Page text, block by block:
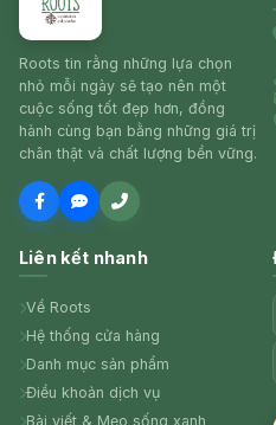
Roots tin rằng những lựa chọn
nhỏ mỗi ngày sẽ tạo nên một
cuộc sống tốt đẹp hơn, đồng
hành cùng bạn bằng những giá trị
chân thật và chất lượng bền vững.
Liên kết nhanh
Về Roots
Hệ thống cửa hàng
Danh mục sản phẩm
Điều khoản dịch vụ
Bài viết & Mẹo sống xanh